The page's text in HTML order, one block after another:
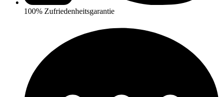
100% Zufriedenheitsgarantie